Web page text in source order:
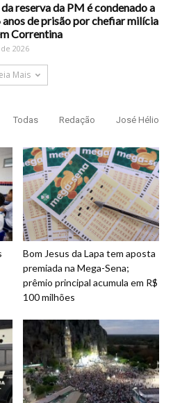
reserva da PM é condenado a
anos de prisão por chefiar milícia
Correntina
2026
Mais
Todas Redação José Hélio
Bom Jesus da Lapa tem aposta
premiada na Mega-Sena;
prêmio principal acumula em R$
100 milhões